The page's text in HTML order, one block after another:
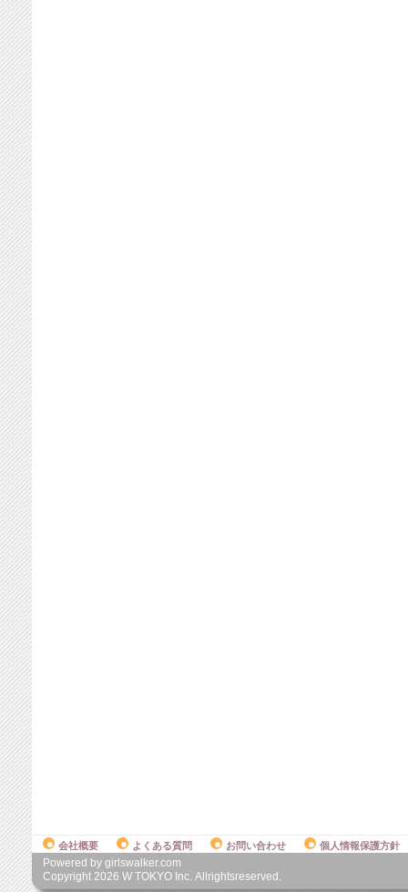
会社概要 よくある質問 お問い合わせ 個人情報保護方針
Powered by girlswalker.com
Copyright 2026 W TOKYO Inc. Allrightsreserved.